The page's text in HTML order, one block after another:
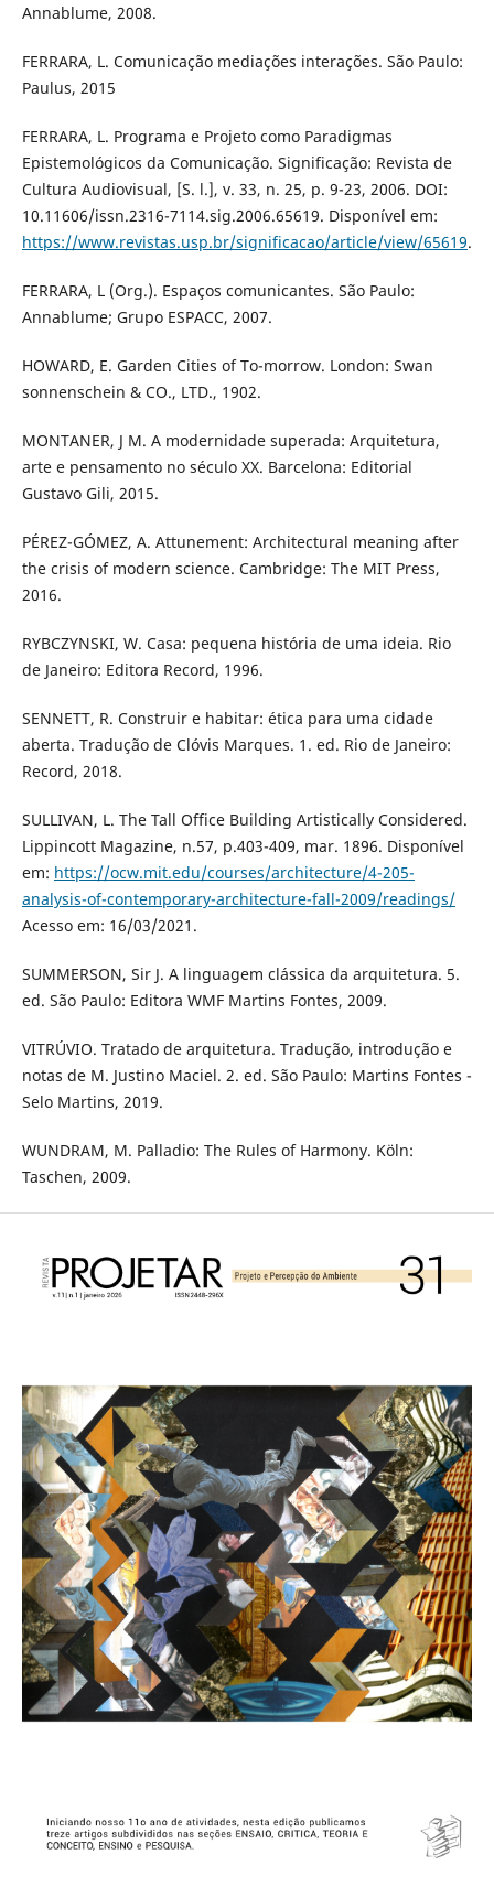
Annablume, 2008.
FERRARA, L. Comunicação mediações interações. São Paulo:
Paulus, 2015
FERRARA, L. Programa e Projeto como Paradigmas
Epistemológicos da Comunicação. Significação: Revista de
Cultura Audiovisual, [S. l.], v. 33, n. 25, p. 9-23, 2006. DOI:
10.11606/issn.2316-7114.sig.2006.65619. Disponível em:
https://www.revistas.usp.br/significacao/article/view/65619.
FERRARA, L (Org.). Espaços comunicantes. São Paulo:
Annablume; Grupo ESPACC, 2007.
HOWARD, E. Garden Cities of To-morrow. London: Swan
sonnenschein & CO., LTD., 1902.
MONTANER, J M. A modernidade superada: Arquitetura,
arte e pensamento no século XX. Barcelona: Editorial
Gustavo Gili, 2015.
PÉREZ-GÓMEZ, A. Attunement: Architectural meaning after
the crisis of modern science. Cambridge: The MIT Press,
2016.
RYBCZYNSKI, W. Casa: pequena história de uma ideia. Rio
de Janeiro: Editora Record, 1996.
SENNETT, R. Construir e habitar: ética para uma cidade
aberta. Tradução de Clóvis Marques. 1. ed. Rio de Janeiro:
Record, 2018.
SULLIVAN, L. The Tall Office Building Artistically Considered.
Lippincott Magazine, n.57, p.403-409, mar. 1896. Disponível
em: https://ocw.mit.edu/courses/architecture/4-205-
analysis-of-contemporary-architecture-fall-2009/readings/
Acesso em: 16/03/2021.
SUMMERSON, Sir J. A linguagem clássica da arquitetura. 5.
ed. São Paulo: Editora WMF Martins Fontes, 2009.
VITRÚVIO. Tratado de arquitetura. Tradução, introdução e
notas de M. Justino Maciel. 2. ed. São Paulo: Martins Fontes -
Selo Martins, 2019.
WUNDRAM, M. Palladio: The Rules of Harmony. Köln:
Taschen, 2009.